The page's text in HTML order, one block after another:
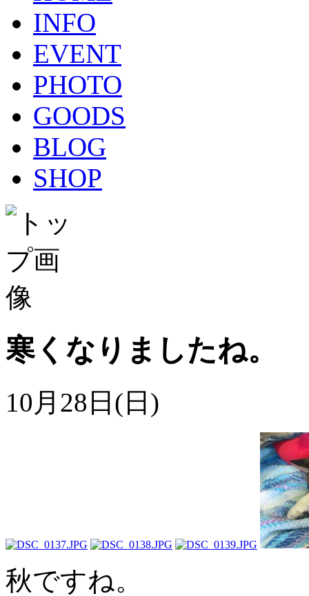
INFO
EVENT
PHOTO
GOODS
BLOG
SHOP
寒くなりましたね。
10月28日(日)
秋ですね。